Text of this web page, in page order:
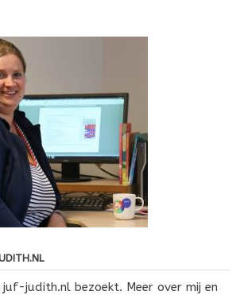
judith.nl bezoekt. Meer over mij en